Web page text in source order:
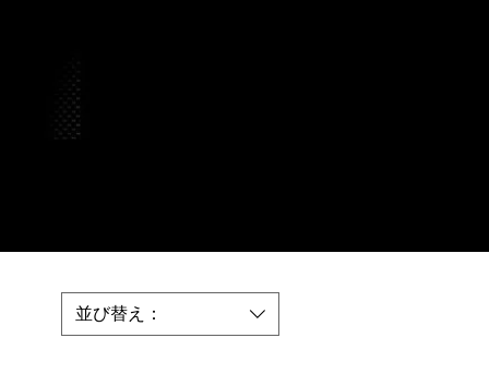
並び替え：